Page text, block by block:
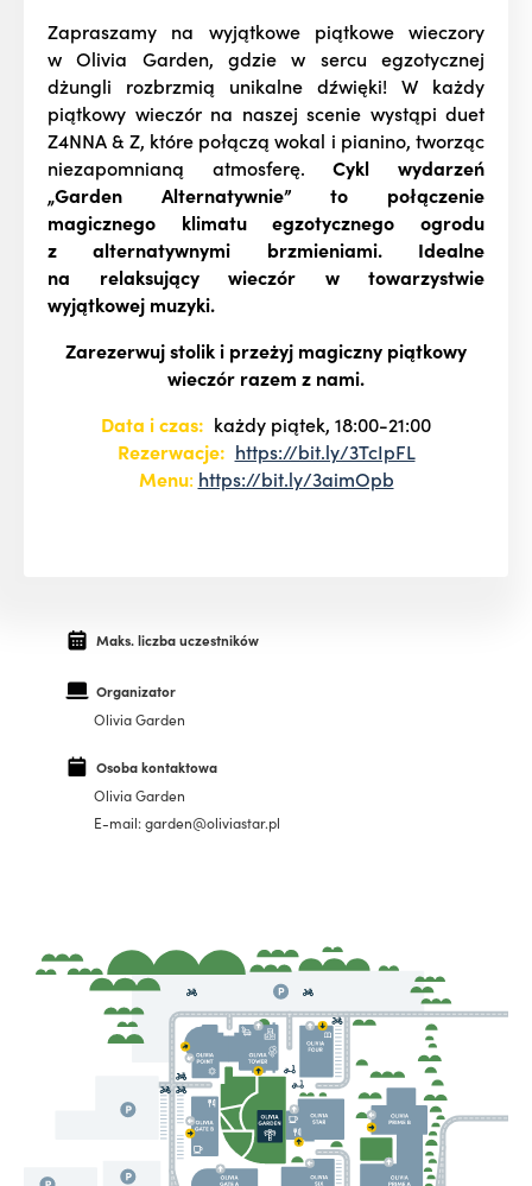
Zapraszamy na wyjątkowe piątkowe wieczory
w Olivia Garden, gdzie w sercu egzotycznej
dżungli rozbrzmią unikalne dźwięki! W każdy
piątkowy wieczór na naszej scenie wystąpi duet
Z4NNA & Z, które połączą wokal i pianino, tworząc
niezapomnianą atmosferę.Cykl wydarzeń
„Garden Alternatywnie” to połączenie
magicznego klimatu egzotycznego ogrodu
z alternatywnymi brzmieniami. Idealne
na relaksujący wieczór w towarzystwie
wyjątkowej muzyki.
Zarezerwuj stolik i przeżyj magiczny piątkowy
wieczór razem z nami.
Data i czas: każdy piątek, 18:00-21:00
Rezerwacje: https://bit.ly/3TcIpFL
Menu: https://bit.ly/3aimOpb
Maks. liczba uczestników
Organizator
Olivia Garden
Osoba kontaktowa
Olivia Garden
E-mail: garden@oliviastar.pl